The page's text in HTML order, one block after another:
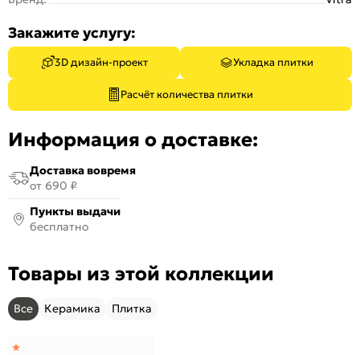
Закажите услугу:
3D дизайн-проект Укладка плитки
Расчёт количества плитки
Информация о доставке:
Доставка вовремя
от 690 ₽
Пункты выдачи
бесплатно
Товары из этой коллекции
Все Керамика Плитка